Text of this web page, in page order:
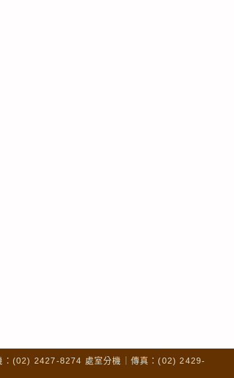
：(02) 2427-8274 處室分機｜傳真：(02) 2429-